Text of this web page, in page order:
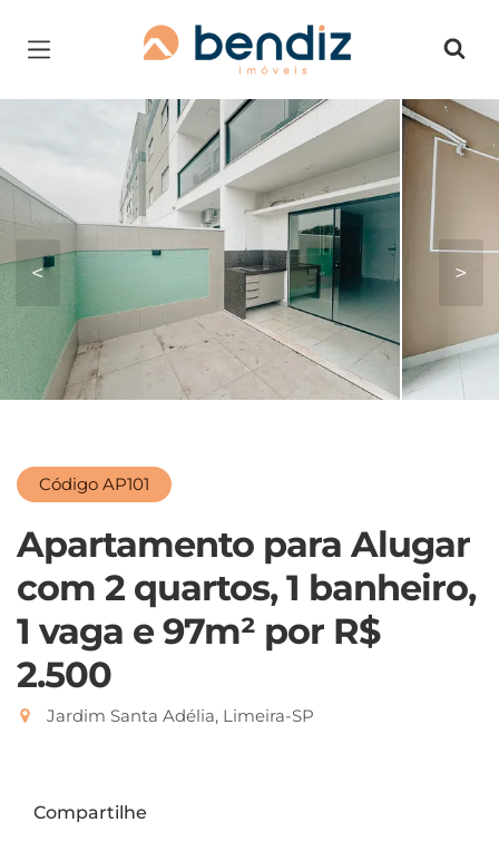
Página inicial
< >
Código AP101
Apartamento para Alugar
com 2 quartos, 1 banheiro,
1 vaga e 97m² por R$
2.500
Jardim Santa Adélia, Limeira-SP
Compartilhe